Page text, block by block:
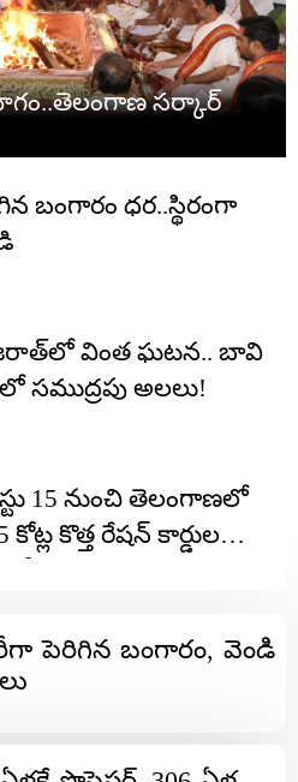
సర్కార్
బంగారం ధర..స్థిరంగా
వింత ఘటన.. బావి
సముద్రపు అలలు!
15 నుంచి తెలంగాణలో
కోట్ల కొత్త రేషన్ కార్డుల
పెరిగిన బంగారం, వెండి